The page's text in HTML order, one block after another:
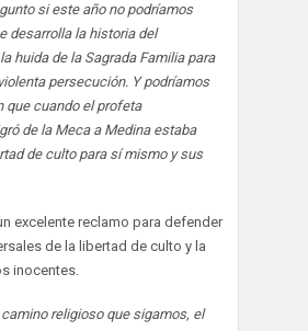
si este año no podríamos
desarrolla la historia del
huida de la Sagrada Familia para
persecución. Y podríamos
que cuando el profeta
de la Meca a Medina estaba
de culto para sí mismo y sus
excelente reclamo para defender
de la libertad de culto y la
inocentes.
camino religioso que sigamos, el